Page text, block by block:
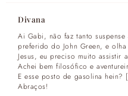
Divana
Ai Gabi, não faz tanto
preferido do John Green, e
Jesus, eu preciso muito assistir
Achei bem filosófico e
E esse posto de gasolina hein?
Abraços!